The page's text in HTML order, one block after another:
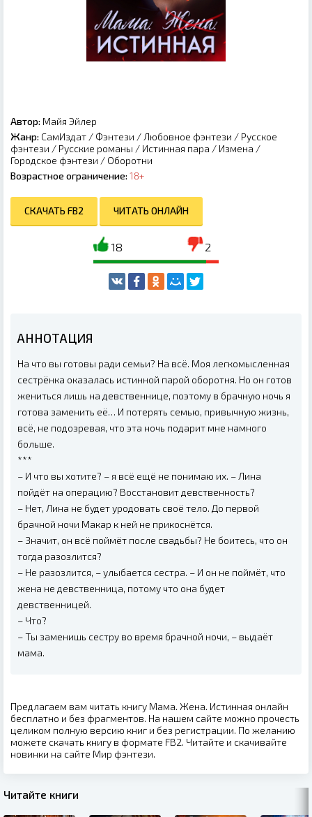
Автор: Майя Эйлер
Жанр: СамИздат / Фэнтези / Любовное фэнтези / Русское
фэнтези / Русские романы / Истинная пара / Измена /
Городское фэнтези / Оборотни
Возрастное ограничение: 18+
СКАЧАТЬ FB2 ЧИТАТЬ ОНЛАЙН
18 2
АННОТАЦИЯ
На что вы готовы ради семьи? На всё. Моя легкомысленная
сестрёнка оказалась истинной парой оборотня. Но он готов
жениться лишь на девственнице, поэтому в брачную ночь я
готова заменить её… И потерять семью, привычную жизнь,
всё, не подозревая, что эта ночь подарит мне намного
больше.
***
– И что вы хотите? – я всё ещё не понимаю их. – Лина
пойдёт на операцию? Восстановит девственность?
– Нет, Лина не будет уродовать своё тело. До первой
брачной ночи Макар к ней не прикоснётся.
– Значит, он всё поймёт после свадьбы? Не боитесь, что он
тогда разозлится?
– Не разозлится, – улыбается сестра. – И он не поймёт, что
жена не девственница, потому что она будет
девственницей.
– Что?
– Ты заменишь сестру во время брачной ночи, – выдаёт
мама.
Предлагаем вам читать книгу Мама. Жена. Истинная онлайн
бесплатно и без фрагментов. На нашем сайте можно прочесть
целиком полную версию книг и без регистрации. По желанию
можете скачать книгу в формате FB2. Читайте и скачивайте
новинки на сайте Мир фэнтези.
Читайте книги